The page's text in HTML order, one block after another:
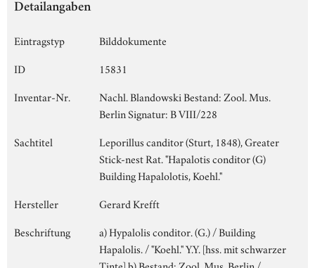
Detailangaben
Eintragstyp
Bilddokumente
ID
15831
Inventar-Nr.
Nachl. Blandowski Bestand: Zool. Mus.
Berlin Signatur: B VIII/228
Sachtitel
Leporillus canditor (Sturt, 1848), Greater
Stick-nest Rat. "Hapalotis conditor (G)
Building Hapalolotis, Koehl."
Hersteller
Gerard Krefft
Beschriftung
a) Hypalolis conditor. (G.) / Building
Hapalolis. / "Koehl." Y.Y. [hss. mit schwarzer